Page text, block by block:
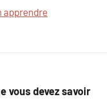
apprendre
vous devez savoir